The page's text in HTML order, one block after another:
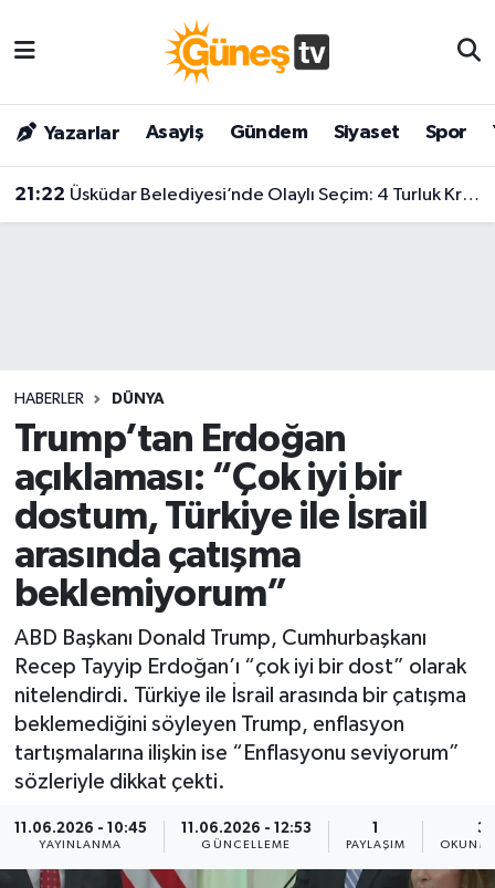
Yazarlar Asayiş Gündem Siyaset Spor
21:22 Üsküdar Belediyesi’nde Olaylı Seçim: 4 Turluk Krizin Ardından Sibel Tan Çetinkaya Kazandı!
HABERLER DÜNYA
Trump’tan Erdoğan
açıklaması: “Çok iyi bir
dostum, Türkiye ile İsrail
arasında çatışma
beklemiyorum”
ABD Başkanı Donald Trump, Cumhurbaşkanı
Recep Tayyip Erdoğan’ı “çok iyi bir dost” olarak
nitelendirdi. Türkiye ile İsrail arasında bir çatışma
beklemediğini söyleyen Trump, enflasyon
tartışmalarına ilişkin ise “Enflasyonu seviyorum”
sözleriyle dikkat çekti.
11.06.2026 - 10:45
YAYINLANMA
11.06.2026 - 12:53
GÜNCELLEME PAYLAŞIM
3
Bilim & Teknoloji
Dünya
Magazin
Siyaset
Spor
Yaşam
Malatya Nöbetçi Eczaneler
Malatya Hava Durumu
Malatya Namaz Vakitleri
Son Dakika Haberleri
Haber Arşivi